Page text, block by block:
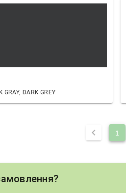
GRAY, DARK GREY
chevron_left 1